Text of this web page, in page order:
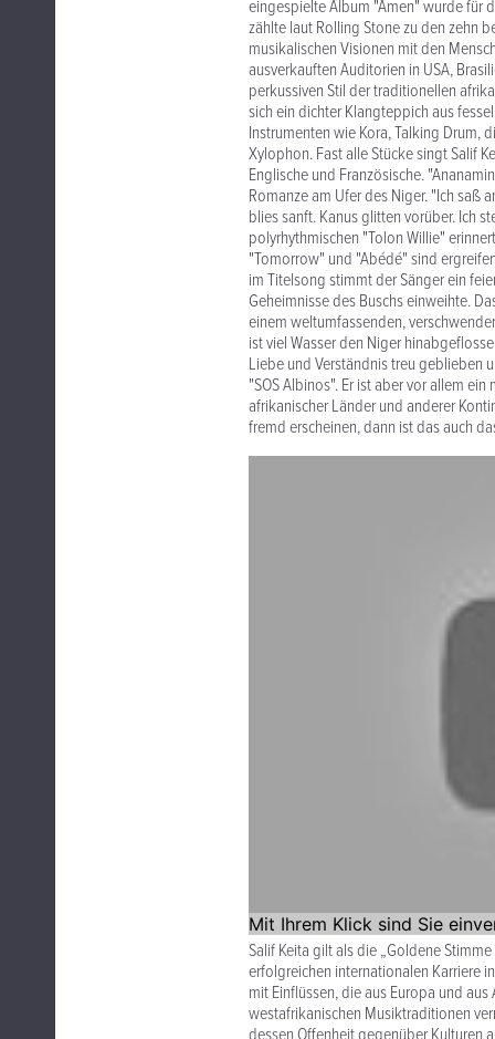
eingespielte Album "Amen" wurde für
zählte laut Rolling Stone zu den zehn
musikalischen Visionen mit den
ausverkauften Auditorien in USA,
perkussiven Stil der traditionellen
sich ein dichter Klangteppich aus
Instrumenten wie Kora, Talking Drum,
Xylophon. Fast alle Stücke singt Salif
Englische und Französische.
Romanze am Ufer des Niger. "Ich saß
blies sanft. Kanus glitten vorüber. Ich
polyrhythmischen "Tolon Willie"
"Tomorrow" und "Abédé" sind
im Titelsong stimmt der Sänger ein
Geheimnisse des Buschs einweihte.
einem weltumfassenden,
ist viel Wasser den Niger
Liebe und Verständnis treu geblieben
"SOS Albinos". Er ist aber vor allem
afrikanischer Länder und anderer
fremd erscheinen, dann ist das auch
Salif Keita gilt als die „Goldene
erfolgreichen internationalen Karriere
mit Einflüssen, die aus Europa und
westafrikanischen Musiktraditionen